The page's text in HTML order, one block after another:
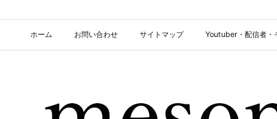
ホーム お問い合わせ サイトマップ Youtuber・配信者・